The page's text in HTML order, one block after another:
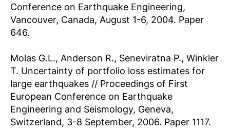
Conference on Earthquake Engineering,
Vancouver, Canada, August 1-6, 2004. Paper
646.
Molas G.L., Anderson R., Seneviratna P., Winkler
T. Uncertainty of portfolio loss estimates for
large earthquakes // Proceedings of First
European Conference on Earthquake
Engineering and Seismology, Geneva,
Switzerland, 3-8 September, 2006. Paper 1117.